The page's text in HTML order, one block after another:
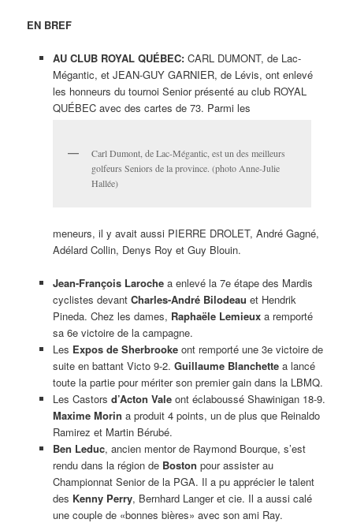
EN BREF
AU CLUB ROYAL QUÉBEC: CARL DUMONT, de Lac-
Mégantic, et JEAN-GUY GARNIER, de Lévis, ont enlevé
les honneurs du tournoi Senior présenté au club ROYAL
QUÉBEC avec des cartes de 73. Parmi les
Carl Dumont, de Lac-Mégantic, est un des meilleurs
golfeurs Seniors de la province. (photo Anne-Julie
Hallée)
meneurs, il y avait aussi PIERRE DROLET, André Gagné,
Adélard Collin, Denys Roy et Guy Blouin.
Jean-François Laroche a enlevé la 7e étape des Mardis
cyclistes devant Charles-André Bilodeau et Hendrik
Pineda. Chez les dames, Raphaële Lemieuxa remporté
sa 6e victoire de la campagne.
Les Expos de Sherbrookeont remporté une 3e victoire de
suite en battant Victo 9-2. Guillaume Blanchette a lancé
toute la partie pour mériter son premier gain dans la LBMQ.
Les Castors d’Acton Valeont éclaboussé Shawinigan 18-9.
Maxime Morin a produit 4 points, un de plus que Reinaldo
Ramirez et Martin Bérubé.
Ben Leduc, ancien mentor de Raymond Bourque, s’est
rendu dans la région de Boston pour assister au
Championnat Senior de la PGA. Il a pu apprécier le talent
des Kenny Perry, Bernhard Langer et cie. Il a aussi calé
une couple de «bonnes bières» avec son ami Ray.